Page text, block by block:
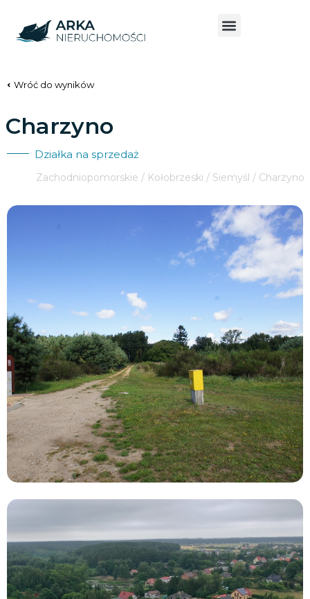
Wróć do wyników
Charzyno
Działka na sprzedaż
Zachodniopomorskie / Kołobrzeski / Siemyśl / Charzyno